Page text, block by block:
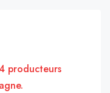
producteurs